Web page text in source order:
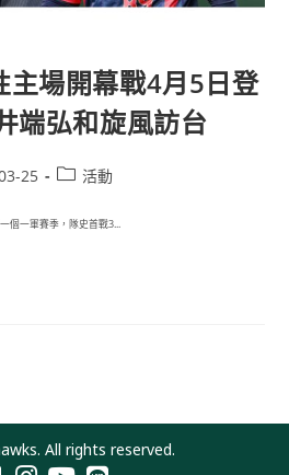
主場開幕戰4月5日登
端弘和旋風訪台
25 活動
個一軍賽季，隊史首戰3...
All rights reserved.